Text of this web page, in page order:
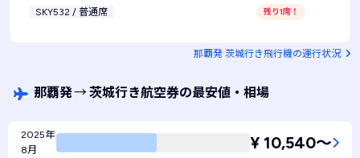
SKY532 / 普通席 残り1席！
那覇発 茨城行き飛行機の運行状況
那覇発→茨城行き航空券の最安値・相場
2025年
8月
¥ 10,540〜